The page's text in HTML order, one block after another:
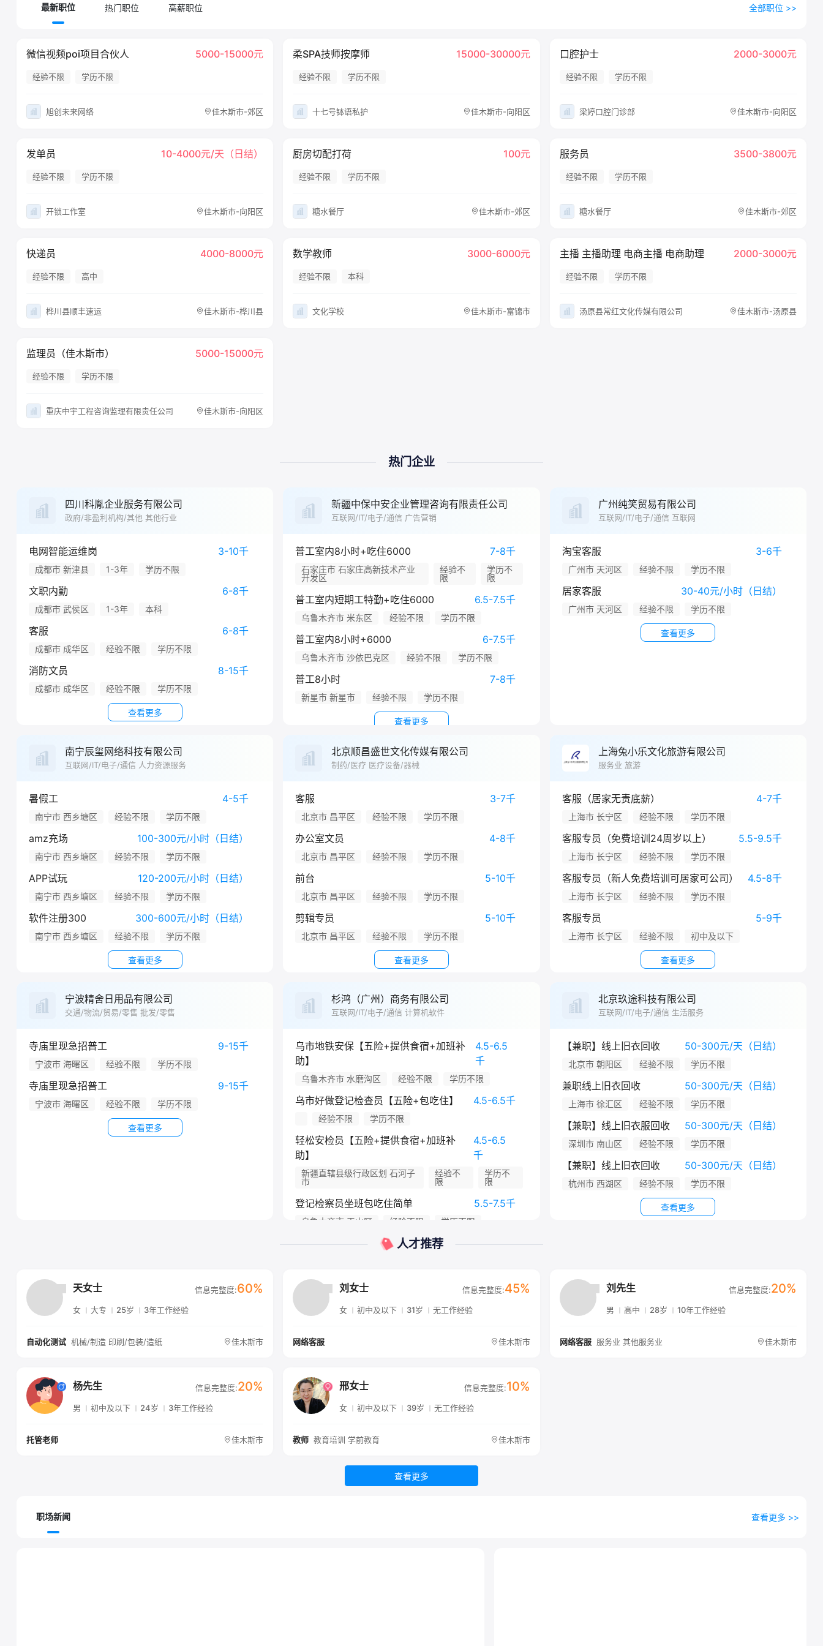
最新职位 热门职位 高薪职位 全部职位 >>
微信视频poi项目合伙人 5000-15000元
经验不限 学历不限
旭创未来网络 佳木斯市-郊区
柔SPA技师按摩师 15000-30000元
经验不限 学历不限
十七号钵语私护 佳木斯市-向阳区
口腔护士 2000-3000元
经验不限 学历不限
梁婷口腔门诊部 佳木斯市-向阳区
发单员 10-4000元/天（日结）
经验不限 学历不限
开锁工作室 佳木斯市-向阳区
厨房切配打荷 100元
经验不限 学历不限
糖水餐厅 佳木斯市-郊区
服务员 3500-3800元
经验不限 学历不限
糖水餐厅 佳木斯市-郊区
快递员 4000-8000元
经验不限 高中
桦川县顺丰速运 佳木斯市-桦川县
数学教师 3000-6000元
经验不限 本科
文化学校 佳木斯市-富锦市
主播 主播助理 电商主播 电商助理 2000-3000元
经验不限 学历不限
汤原县常红文化传媒有限公司 佳木斯市-汤原县
监理员（佳木斯市） 5000-15000元
经验不限 学历不限
重庆中宇工程咨询监理有限责任公司 佳木斯市-向阳区
热门企业
四川科胤企业服务有限公司
政府/非盈利机构/其他 其他行业
电网智能运维岗 3-10千
成都市 新津县 1-3年 学历不限
文职内勤 6-8千
成都市 武侯区 1-3年 本科
客服 6-8千
成都市 成华区 经验不限 学历不限
消防文员 8-15千
成都市 成华区 经验不限 学历不限
查看更多
新疆中保中安企业管理咨询有限责任公司
互联网/IT/电子/通信 广告营销
普工室内8小时+吃住6000 7-8千
石家庄市 石家庄高新技术产业
开发区
经验不
限
学历不
限
普工室内短期工特勤+吃住6000 6.5-7.5千
乌鲁木齐市 米东区 经验不限 学历不限
普工室内8小时+6000 6-7.5千
乌鲁木齐市 沙依巴克区 经验不限 学历不限
普工8小时 7-8千
新星市 新星市 经验不限 学历不限
查看更多
广州纯笑贸易有限公司
互联网/IT/电子/通信 互联网
淘宝客服 3-6千
广州市 天河区 经验不限 学历不限
居家客服 30-40元/小时（日结）
广州市 天河区 经验不限 学历不限
查看更多
南宁辰玺网络科技有限公司
互联网/IT/电子/通信 人力资源服务
暑假工 4-5千
南宁市 西乡塘区 经验不限 学历不限
amz充场 100-300元/小时（日结）
南宁市 西乡塘区 经验不限 学历不限
APP试玩 120-200元/小时（日结）
南宁市 西乡塘区 经验不限 学历不限
软件注册300 300-600元/小时（日结）
南宁市 西乡塘区 经验不限 学历不限
查看更多
北京顺昌盛世文化传媒有限公司
制药/医疗 医疗设备/器械
客服 3-7千
北京市 昌平区 经验不限 学历不限
办公室文员 4-8千
北京市 昌平区 经验不限 学历不限
前台 5-10千
北京市 昌平区 经验不限 学历不限
剪辑专员 5-10千
北京市 昌平区 经验不限 学历不限
查看更多
上海兔小乐文化旅游有限公司
服务业 旅游
客服（居家无责底薪） 4-7千
上海市 长宁区 经验不限 学历不限
客服专员（免费培训24周岁以上） 5.5-9.5千
上海市 长宁区 经验不限 学历不限
客服专员（新人免费培训可居家可公司） 4.5-8千
上海市 长宁区 经验不限 学历不限
客服专员 5-9千
上海市 长宁区 经验不限 初中及以下
查看更多
宁波精舍日用品有限公司
交通/物流/贸易/零售 批发/零售
寺庙里现急招普工 9-15千
宁波市 海曙区 经验不限 学历不限
寺庙里现急招普工 9-15千
宁波市 海曙区 经验不限 学历不限
查看更多
杉鸿（广州）商务有限公司
互联网/IT/电子/通信 计算机软件
乌市地铁安保【五险+提供食宿+加班补
助】
4.5-6.5
千
乌鲁木齐市 水磨沟区 经验不限 学历不限
乌市好做登记检查员【五险+包吃住】 4.5-6.5千
经验不限 学历不限
轻松安检员【五险+提供食宿+加班补
助】
4.5-6.5
千
新疆直辖县级行政区划 石河子
市
经验不
限
学历不
限
登记检察员坐班包吃住简单 5.5-7.5千
乌鲁木齐市 天山区 经验不限 学历不限
查看更多
北京玖途科技有限公司
互联网/IT/电子/通信 生活服务
【兼职】线上旧衣回收 50-300元/天（日结）
北京市 朝阳区 经验不限 学历不限
兼职线上旧衣回收 50-300元/天（日结）
上海市 徐汇区 经验不限 学历不限
【兼职】线上旧衣服回收 50-300元/天（日结）
深圳市 南山区 经验不限 学历不限
【兼职】线上旧衣回收 50-300元/天（日结）
杭州市 西湖区 经验不限 学历不限
查看更多
人才推荐
天女士 信息完整度:60%
女 大专 25岁 3年工作经验
自动化测试 机械/制造 印刷/包装/造纸 佳木斯市
刘女士 信息完整度:45%
女 初中及以下 31岁 无工作经验
网络客服 佳木斯市
刘先生 信息完整度:20%
男 高中 28岁 10年工作经验
网络客服 服务业 其他服务业 佳木斯市
杨先生 信息完整度:20%
男 初中及以下 24岁 3年工作经验
托管老师 佳木斯市
邢女士 信息完整度:10%
女 初中及以下 39岁 无工作经验
教师 教育培训 学前教育 佳木斯市
查看更多
职场新闻 查看更多 >>